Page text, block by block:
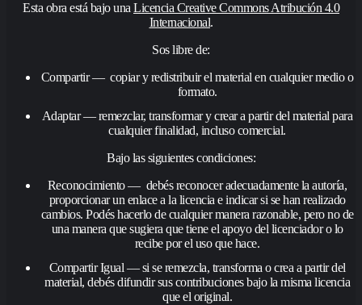
Esta obra está bajo una Licencia Creative Commons Atribución 4.0
Internacional.
Sos libre de:
Compartir — copiar y redistribuir el material en cualquier medio o
formato.
Adaptar — remezclar, transformar y crear a partir del material para
cualquier finalidad, incluso comercial.
Bajo las siguientes condiciones:
Reconocimiento — debés reconocer adecuadamente la autoría,
proporcionar un enlace a la licencia e indicar si se han realizado
cambios. Podés hacerlo de cualquier manera razonable, pero no de
una manera que sugiera que tiene el apoyo del licenciador o lo
recibe por el uso que hace.
Compartir Igual — si se remezcla, transforma o crea a partir del
material, debés difundir sus contribuciones bajo la misma licencia
que el original.